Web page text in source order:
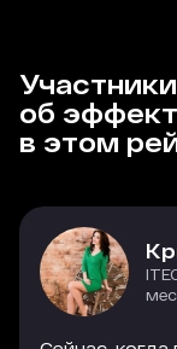
об
в этом